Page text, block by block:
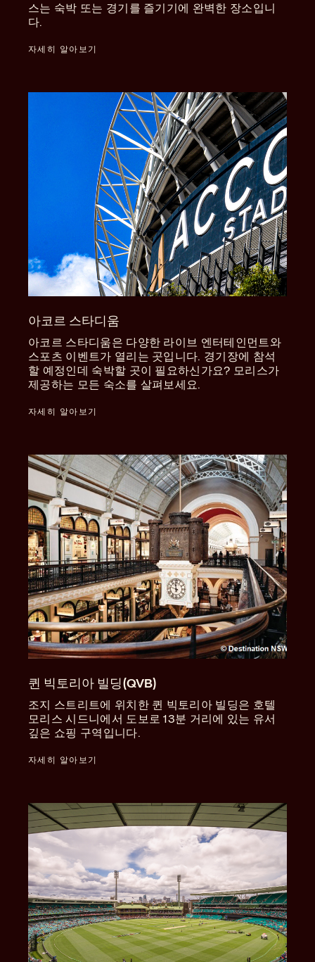
스는 숙박 또는 경기를 즐기기에 완벽한 장소입니
다.
자세히 알아보기
아코르 스타디움
아코르 스타디움은 다양한 라이브 엔터테인먼트와
스포츠 이벤트가 열리는 곳입니다. 경기장에 참석
할 예정인데 숙박할 곳이 필요하신가요? 모리스가
제공하는 모든 숙소를 살펴보세요.
자세히 알아보기
퀸 빅토리아 빌딩(QVB)
조지 스트리트에 위치한 퀸 빅토리아 빌딩은 호텔
모리스 시드니에서 도보로 13분 거리에 있는 유서
깊은 쇼핑 구역입니다.
자세히 알아보기